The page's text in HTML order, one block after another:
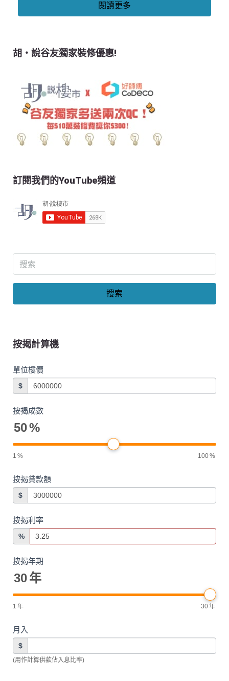
閱讀更多
胡‧說谷友獨家裝修優惠!
訂閱我們的YouTube頻道
搜索
按揭計算機
單位樓價
$
按揭成數
50%
1 % 100%
按揭貸款額
$
按揭利率
%
按揭年期
30年
1 年 30年
月入
$
(用作計算供款佔入息比率)